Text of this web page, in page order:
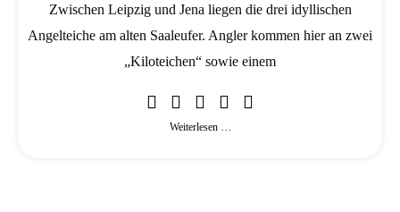
Zwischen Leipzig und Jena liegen die drei idyllischen
Angelteiche am alten Saaleufer. Angler kommen hier an zwei
„Kiloteichen“ sowie einem
Weiterlesen …